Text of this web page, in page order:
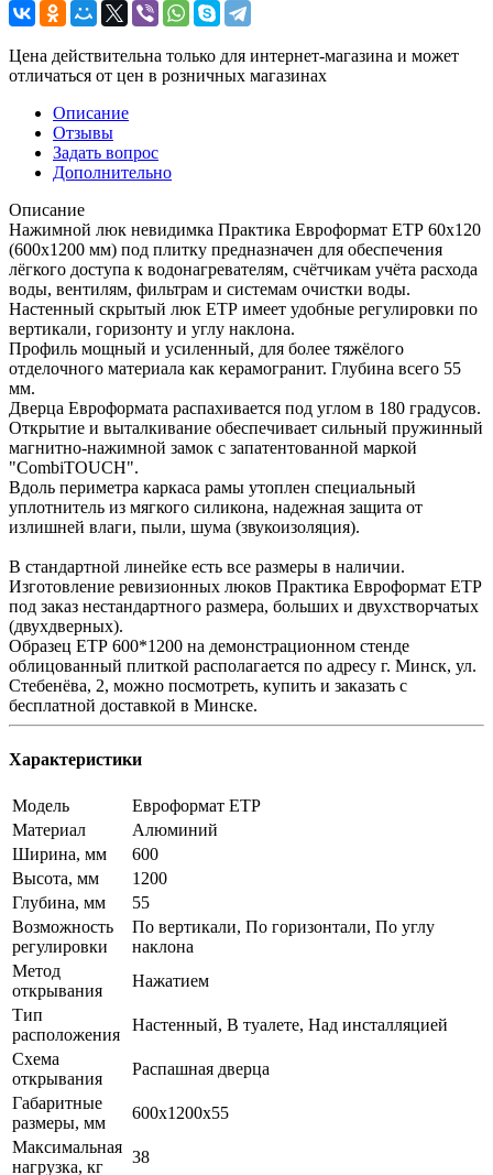
Цена действительна только для интернет-магазина и может
отличаться от цен в розничных магазинах
Описание
Отзывы
Задать вопрос
Дополнительно
Описание
Нажимной люк невидимка Практика Евроформат ЕТР 60х120
(600х1200 мм) под плитку предназначен для обеспечения
лёгкого доступа к водонагревателям, счётчикам учёта расхода
воды, вентилям, фильтрам и системам очистки воды.
Настенный скрытый люк ЕТР имеет удобные регулировки по
вертикали, горизонту и углу наклона.
Профиль мощный и усиленный, для более тяжёлого
отделочного материала как керамогранит. Глубина всего 55
мм.
Дверца Евроформата распахивается под углом в 180 градусов.
Открытие и выталкивание обеспечивает сильный пружинный
магнитно-нажимной замок с запатентованной маркой
"CombiTOUCH".
Вдоль периметра каркаса рамы утоплен специальный
уплотнитель из мягкого силикона, надежная защита от
излишней влаги, пыли, шума (звукоизоляция).
В стандартной линейке есть все размеры в наличии.
Изготовление ревизионных люков Практика Евроформат ЕТР
под заказ нестандартного размера, больших и двухстворчатых
(двухдверных).
Образец ЕТР 600*1200 на демонстрационном стенде
облицованный плиткой располагается по адресу г. Минск, ул.
Стебенёва, 2, можно посмотреть, купить и заказать с
бесплатной доставкой в Минске.
Характеристики
Модель
Евроформат ЕТР
Материал
Алюминий
Ширина, мм
600
Высота, мм
1200
Глубина, мм
55
Возможность
регулировки
По вертикали, По горизонтали, По углу
наклона
Метод
открывания
Нажатием
Тип
расположения
Настенный, В туалете, Над инсталляцией
Схема
открывания
Распашная дверца
Габаритные
размеры, мм
600x1200x55
Максимальная
нагрузка, кг
38